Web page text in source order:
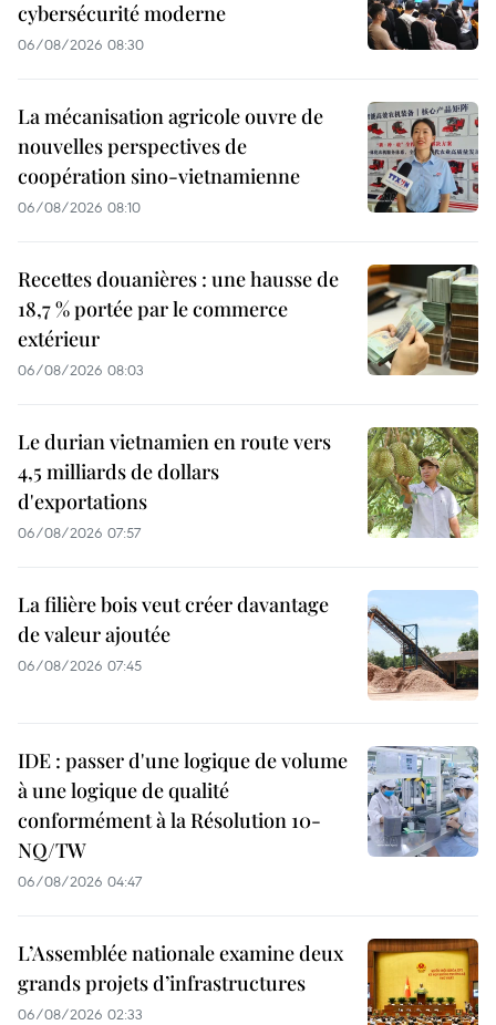
cybersécurité moderne
06/08/2026 08:30
La mécanisation agricole ouvre de
nouvelles perspectives de
coopération sino-vietnamienne
06/08/2026 08:10
Recettes douanières : une hausse de
18,7 % portée par le commerce
extérieur
06/08/2026 08:03
Le durian vietnamien en route vers
4,5 milliards de dollars
d'exportations
06/08/2026 07:57
La filière bois veut créer davantage
de valeur ajoutée
06/08/2026 07:45
IDE : passer d'une logique de volume
à une logique de qualité
conformément à la Résolution 10-
NQ/TW
06/08/2026 04:47
L’Assemblée nationale examine deux
grands projets d’infrastructures
06/08/2026 02:33